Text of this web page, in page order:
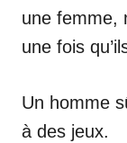
une femme,
une fois
Un homme
à des jeux.